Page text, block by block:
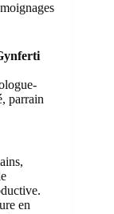
parrain
en